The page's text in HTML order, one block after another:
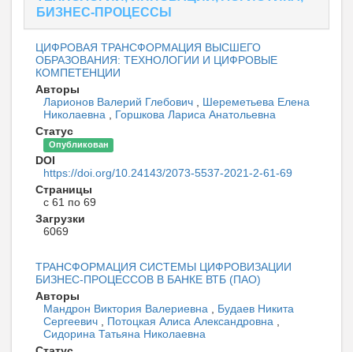
БИЗНЕС-ПРОЦЕССЫ
ЦИФРОВАЯ ТРАНСФОРМАЦИЯ ВЫСШЕГО
ОБРАЗОВАНИЯ: ТЕХНОЛОГИИ И ЦИФРОВЫЕ
КОМПЕТЕНЦИИ
Авторы
Ларионов Валерий Глебович , Шереметьева Елена
Николаевна , Горшкова Лариса Анатольевна
Статус
Опубликован
DOI
https://doi.org/10.24143/2073-5537-2021-2-61-69
Страницы
с 61 по 69
Загрузки
6069
ТРАНСФОРМАЦИЯ СИСТЕМЫ ЦИФРОВИЗАЦИИ
БИЗНЕС-ПРОЦЕССОВ В БАНКЕ ВТБ (ПАО)
Авторы
Мандрон Виктория Валериевна , Будаев Никита
Сергеевич , Потоцкая Алиса Александровна ,
Сидорина Татьяна Николаевна